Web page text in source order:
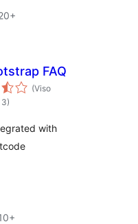
FAQ
(Viso
with